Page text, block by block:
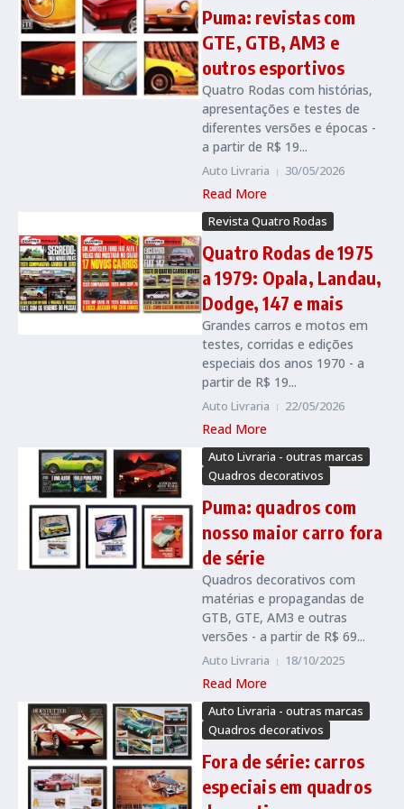
Puma: revistas com
GTE, GTB, AM3 e
outros esportivos
Quatro Rodas com histórias,
apresentações e testes de
diferentes versões e épocas -
a partir de R$ 19...
Auto Livraria 30/05/2026
Read More
Revista Quatro Rodas
Quatro Rodas de 1975
a 1979: Opala, Landau,
Dodge, 147 e mais
Grandes carros e motos em
testes, corridas e edições
especiais dos anos 1970 - a
partir de R$ 19...
Auto Livraria 22/05/2026
Read More
Auto Livraria - outras marcas
Quadros decorativos
Puma: quadros com
nosso maior carro fora
de série
Quadros decorativos com
matérias e propagandas de
GTB, GTE, AM3 e outras
versões - a partir de R$ 69...
Auto Livraria 18/10/2025
Read More
Auto Livraria - outras marcas
Quadros decorativos
Fora de série: carros
especiais em quadros